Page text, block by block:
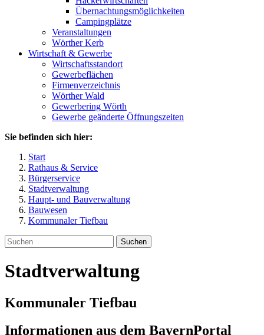
Übernachtungsmöglichkeiten
Campingplätze
Veranstaltungen
Wörther Kerb
Wirtschaft & Gewerbe
Wirtschaftsstandort
Gewerbeflächen
Firmenverzeichnis
Wörther Wald
Gewerbering Wörth
Gewerbe geänderte Öffnungszeiten
Sie befinden sich hier:
Start
Rathaus & Service
Bürgerservice
Stadtverwaltung
Haupt- und Bauverwaltung
Bauwesen
Kommunaler Tiefbau
Suchen
Stadtverwaltung
Kommunaler Tiefbau
Informationen aus dem BayernPortal